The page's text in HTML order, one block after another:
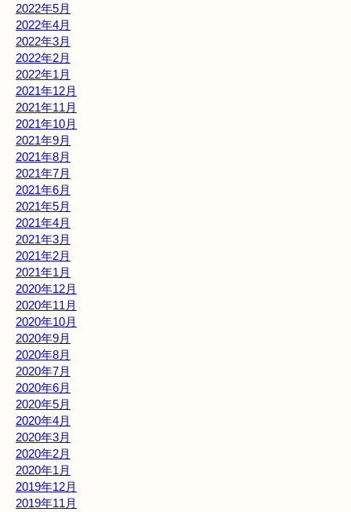
2022年5月
2022年4月
2022年3月
2022年2月
2022年1月
2021年12月
2021年11月
2021年10月
2021年9月
2021年8月
2021年7月
2021年6月
2021年5月
2021年4月
2021年3月
2021年2月
2021年1月
2020年12月
2020年11月
2020年10月
2020年9月
2020年8月
2020年7月
2020年6月
2020年5月
2020年4月
2020年3月
2020年2月
2020年1月
2019年12月
2019年11月